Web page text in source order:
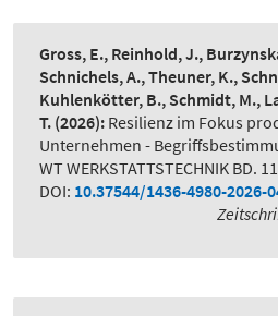
Gross, E., Reinhold, J.,
Schnichels, A., Theuner, K.,
Kuhlenkötter, B., Schmidt, M.,
T. (2026): Resilienz im Fokus
Unternehmen -
WT WERKSTATTSTECHNIK BD.
DOI: 10.37544/1436-4980-2026-